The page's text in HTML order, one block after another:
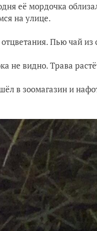
её мордочка
на улице.
Пью чай
не видно. Трава
в зоомагазин и